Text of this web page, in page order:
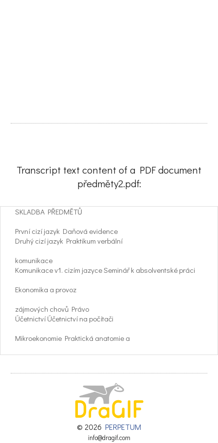
Transcript text content of a PDF document
předměty2.pdf:
SKLADBA PŘEDMĚTŮ
První cizí jazyk Daňová evidence
Druhý cizí jazyk Praktikum verbální
komunikace
Komunikace v1. cizím jazyce Seminář k absolventské práci
Ekonomika a provoz
zájmových chovů Právo
Účetnictví Účetnictví na počítači
Mikroekonomie Praktická anatomie a
fyziologie zvířat
Sociální komunikace Mikrobiologie
Profesní komunikace a
© 2026 PERPETUM
info@dragif.com